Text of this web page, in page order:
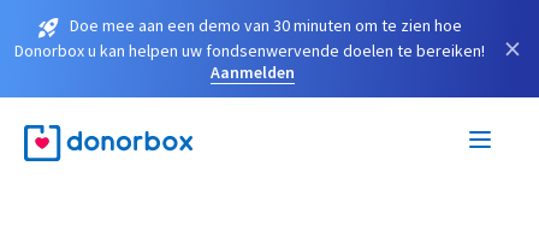
Doe mee aan een demo van 30 minuten om te zien hoe
Donorbox u kan helpen uw fondsenwervende doelen te bereiken!
Aanmelden
×